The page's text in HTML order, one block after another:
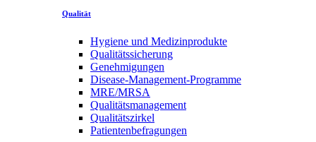
Qualität
Hygiene und Medizinprodukte
Qualitätssicherung
Genehmigungen
Disease-Management-Programme
MRE/MRSA
Qualitätsmanagement
Qualitätszirkel
Patientenbefragungen